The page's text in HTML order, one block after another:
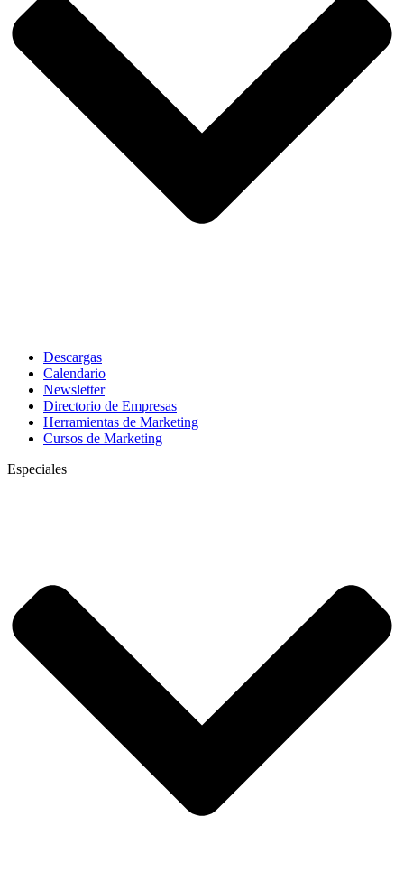
Descargas
Calendario
Newsletter
Directorio de Empresas
Herramientas de Marketing
Cursos de Marketing
Especiales